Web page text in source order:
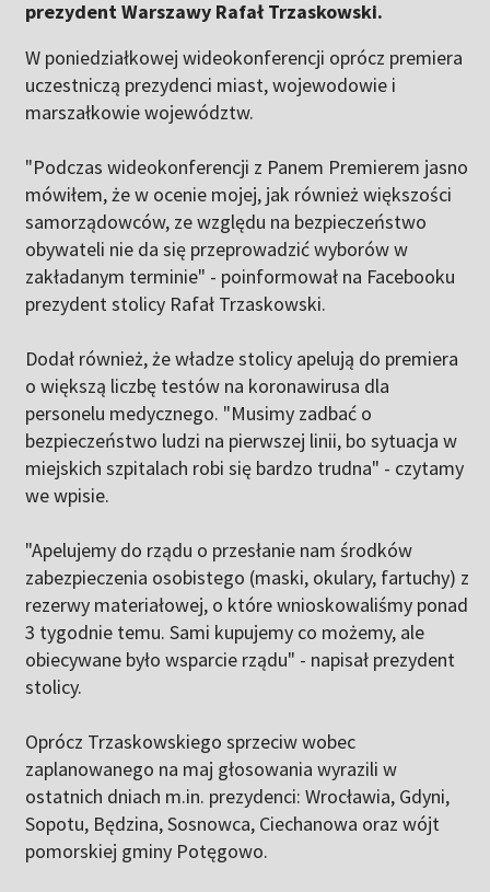
prezydent Warszawy Rafał Trzaskowski.
W poniedziałkowej wideokonferencji oprócz premiera
uczestniczą prezydenci miast, wojewodowie i
marszałkowie województw.
"Podczas wideokonferencji z Panem Premierem jasno
mówiłem, że w ocenie mojej, jak również większości
samorządowców, ze względu na bezpieczeństwo
obywateli nie da się przeprowadzić wyborów w
zakładanym terminie" - poinformował na Facebooku
prezydent stolicy Rafał Trzaskowski.
Dodał również, że władze stolicy apelują do premiera
o większą liczbę testów na koronawirusa dla
personelu medycznego. "Musimy zadbać o
bezpieczeństwo ludzi na pierwszej linii, bo sytuacja w
miejskich szpitalach robi się bardzo trudna" - czytamy
we wpisie.
"Apelujemy do rządu o przesłanie nam środków
zabezpieczenia osobistego (maski, okulary, fartuchy) z
rezerwy materiałowej, o które wnioskowaliśmy ponad
3 tygodnie temu. Sami kupujemy co możemy, ale
obiecywane było wsparcie rządu" - napisał prezydent
stolicy.
Oprócz Trzaskowskiego sprzeciw wobec
zaplanowanego na maj głosowania wyrazili w
ostatnich dniach m.in. prezydenci: Wrocławia, Gdyni,
Sopotu, Będzina, Sosnowca, Ciechanowa oraz wójt
pomorskiej gminy Potęgowo.